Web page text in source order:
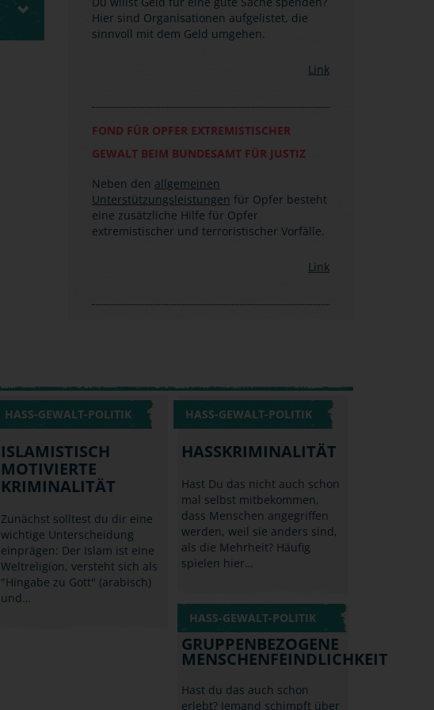
Hier sind Organisationen aufgelistet, die
sinnvoll mit dem Geld umgehen.
Link
FOND FÜR OPFER EXTREMISTISCHER
GEWALT BEIM BUNDESAMT FÜR JUSTIZ
Neben den allgemeinen
Unterstützungsleistungen für Opfer besteht
eine zusätzliche Hilfe für Opfer
extremistischer und terroristischer Vorfälle.
Link
HASS-GEWALT-POLITIK
ISLAMISTISCH
MOTIVIERTE
KRIMINALITÄT
Zunächst solltest du dir eine
wichtige Unterscheidung
einprägen: Der Islam ist eine
Weltreligion, versteht sich als
"Hingabe zu Gott" (arabisch)
und…
HASS-GEWALT-POLITIK
HASSKRIMINALITÄT
Hast Du das nicht auch schon
mal selbst mitbekommen,
dass Menschen angegriffen
werden, weil sie anders sind,
als die Mehrheit? Häufig
spielen hier…
HASS-GEWALT-POLITIK
GRUPPENBEZOGENE
MENSCHENFEINDLICHKEIT
Hast du das auch schon
erlebt? Jemand schimpft über